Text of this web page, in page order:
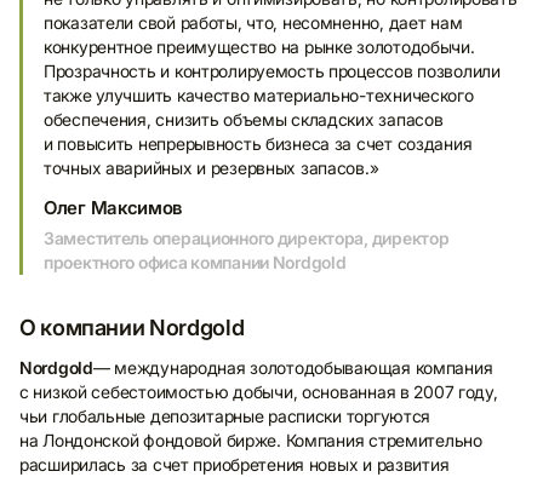
показатели свой работы, что, несомненно, дает нам
конкурентное преимущество на рынке золотодобычи.
Прозрачность и контролируемость процессов позволили
также улучшить качество материально-технического
обеспечения, снизить объемы складских запасов
и повысить непрерывность бизнеса за счет создания
точных аварийных и резервных запасов.»
Олег Максимов
Заместитель операционного директора, директор
проектного офиса компании Nordgold
О компании Nordgold
Nordgold— международная золотодобывающая компания
с низкой себестоимостью добычи, основанная в 2007 году,
чьи глобальные депозитарные расписки торгуются
на Лондонской фондовой бирже. Компания стремительно
расширилась за счет приобретения новых и развития